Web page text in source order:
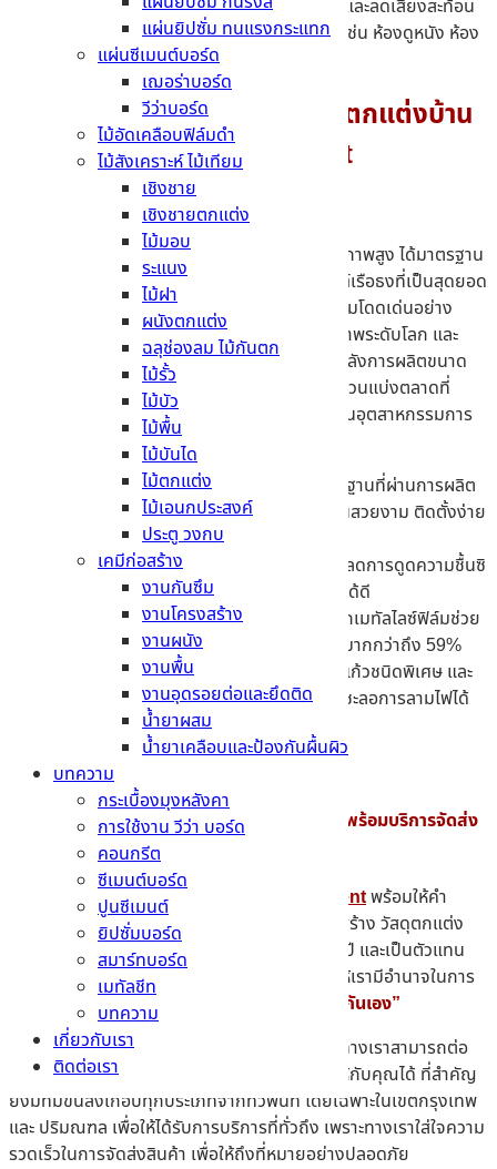
แผ่นยิปซั่ม ทนแรงกระแทก
แผ่นซีเมนต์บอร์ด
เฌอร่าบอร์ด
วีว่าบอร์ด
ไม้อัดเคลือบฟิล์มดำ
ไม้สังเคราะห์ ไม้เทียม
เชิงชาย
เชิงชายตกแต่ง
ไม้มอบ
ระแนง
ไม้ฝา
ผนังตกแต่ง
ฉลุช่องลม ไม้กันตก
ไม้รั้ว
ไม้บัว
ไม้พื้น
ไม้บันได
ไม้ตกแต่ง
ไม้เอนกประสงค์
ประตู วงกบ
เคมีก่อสร้าง
งานกันซึม
งานโครงสร้าง
งานผนัง
งานพื้น
งานอุดรอยต่อและยึดติด
น้ำยาผสม
น้ำยาเคลือบและป้องกันผื้นผิว
บทความ
กระเบื้องมุงหลังคา
การใช้งาน วีว่า บอร์ด
คอนกรีต
ซีเมนต์บอร์ด
ปูนซีเมนต์
ยิปซั่มบอร์ด
สมาร์ทบอร์ด
เมทัลชีท
บทความ
เกี่ยวกับเรา
ติดต่อเรา
หรือแผ่นยิปซั่มลดเสียงที่ช่วยในการดูดซับและลดเสียงสะท้อน
เหมาะสำหรับพื้นที่ที่ต้องการการเก็บเสียง เช่น ห้องดูหนัง ห้อง
ประชุม
มองหา แผ่นยิปซั่ม ตรามังกร ตกแต่งบ้าน
ต้องที่ MTCement
ของเราได้เลือกใช้แผ่นยิปซั่มคุณภาพสูง ได้มาตรฐาน
แผ่นยิปซั่มตรามังกร
ผลิตภัณฑ์เรือธงที่เป็นสุดยอด
ผู้นำแห่งอุตสาหกรรมวัสดุก่อสร้างสมัยใหม่ มีความโดดเด่นอย่าง
แท้จริงทั้งในด้านความเป็นเลิศของแบรนด์ คุณภาพระดับโลก และ
เทคโนโลยีการประยุกต์ใช้ที่ล้ำสมัย ควบคู่ไปกับกำลังการผลิตขนาด
ใหญ่ในระดับโลก ทำให้ผลิตภัณฑ์นี้สามารถครองส่วนแบ่งตลาดที่
สำคัญได้อย่างต่อเนื่อง ท่ามกลางการแข่งขันสูงในอุตสาหกรรมการ
ผลิต โดยแผ่นยิปซั่มของแบรนด์ที่น่าสนใจจะมี
แผ่นยิปซั่ม มาตรฐาน– ยิปซั่มบอร์ดมาตรฐานที่ผ่านการผลิต
ด้วยเทคโนโลยีระดับสูง ให้พื้นผิวเรียบเนียนสวยงาม ติดตั้งง่าย
และมีน้ำหนักเบา
แผ่นยิปซั่มทนชื้น– แกนยิปซั่มเคลือบสารลดการดูดความชื้นซิ
ลิโคนพิเศษ จึงทำให้ทนทานต่อความชื้นสูงได้ดี
แผ่นยิปซั่มกันร้อน– มีคุณสมบัติพิเศษจากเมทัลไลซ์ฟิล์มช่วย
สะท้อน และชะลอความร้อนจากภายนอกได้มากกว่าถึง 59%
แผ่นยิปซั่มทนไฟ– ตัวบอร์ดมีการผสมใยแก้วชนิดพิเศษ และ
สารทนไฟพิเศษเพิ่มเติมในแกนยิปซั่ม ช่วยชะลอการลามไฟได้
มองหาวัสดุก่อสร้างคุณภาพสูง ราคาประหยัด พร้อมบริการจัดส่ง
รวดเร็ว ต้องที่ MTCement
หากท่านใดที่ต้องการคำแนะนำเพิ่มเติม
MTcementพร้อมให้คำ
ปรึกษา เพราะเราคือ ธุรกิจจำหน่ายสินค้าวัสดุก่อสร้าง วัสดุตกแต่ง
ทั้งค้าส่ง และค้าปลีกในระยะเวลายาวนานกว่า 40 ปี และเป็นตัวแทน
จำหน่ายสินค้า จากผู้ผลิตชั้นนำหลายแห่ง จึงทำให้เรามีอำนาจในการ
ต่อรองราคา และสามารถจำหน่ายสินค้าในราคา
“กันเอง”
ถ้าลูกค้าท่านใดต้องการใช้สินค้าเป็นจำนวนมาก ทางเราสามารถต่อ
รองกับบริษัทผู้ผลิตเพื่อนำเสนอ
ให้กับคุณได้ ที่สำคัญ
ยังมีทีมขนส่งเกือบทุกประเภทจากทั่วพื้นที่ โดยเฉพาะในเขตกรุงเทพ
และ ปริมณฑล เพื่อให้ได้รับการบริการที่ทั่วถึง เพราะทางเราใส่ใจความ
รวดเร็วในการจัดส่งสินค้า เพื่อให้ถึงที่หมายอย่างปลอดภัย